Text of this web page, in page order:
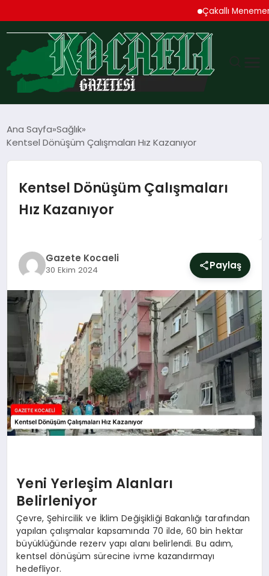
Çakallı Menemeni
EKONOMI
SPOR
SIYASET
YAŞAM
DÜNYA
SAĞLIK
EĞITIM
Ana Sayfa Sağlık
Kentsel Dönüşüm Çalışmaları Hız Kazanıyor
Kentsel Dönüşüm Çalışmaları
Hız Kazanıyor
Gazete Kocaeli
30 Ekim 2024 Paylaş
Yeni Yerleşim Alanları
Belirleniyor
Çevre, Şehircilik ve İklim Değişikliği Bakanlığı tarafından
yapılan çalışmalar kapsamında 70 ilde, 60 bin hektar
büyüklüğünde rezerv yapı alanı belirlendi. Bu adım,
kentsel dönüşüm sürecine ivme kazandırmayı
hedefliyor.